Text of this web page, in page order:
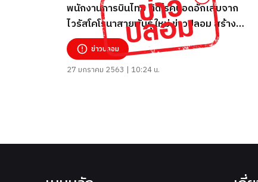
พนักงานการบินไทย ติดโรคปอดอักเสบจาก
ไวรัสโคโรนาสายพันธุ์ใหม่ ข่าวปลอม สร้าง
ความเข้าใจผิด อย่าแชร์!
ข่าวปลอม
27 มกราคม 2563 | 10:24 น.